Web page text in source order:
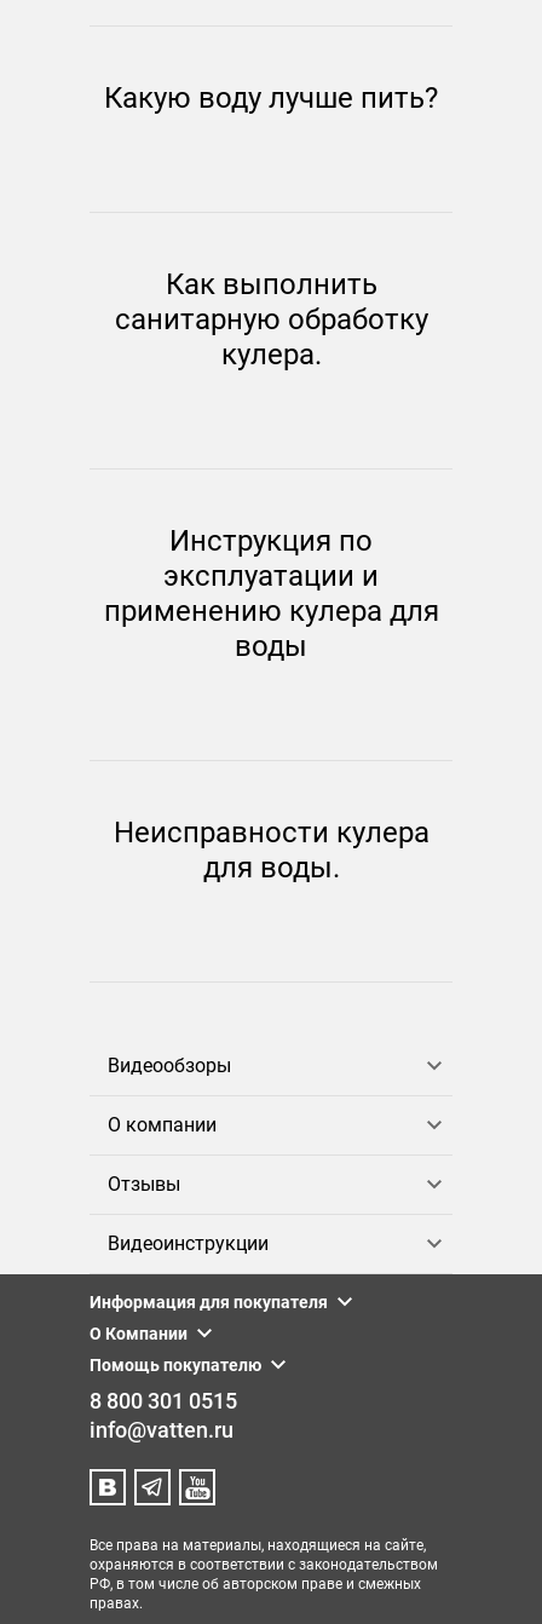
Какую воду лучше пить?
Как выполнить
санитарную обработку
кулера.
Инструкция по
эксплуатации и
применению кулера для
воды
Неисправности кулера
для воды.
Видеообзоры
О компании
Отзывы
Видеоинструкции
Информация для покупателя
О Компании
Помощь покупателю
8 800 301 0515
info@vatten.ru
Все права на материалы, находящиеся на сайте,
охраняются в соответствии с законодательством
РФ, в том числе об авторском праве и смежных
правах.